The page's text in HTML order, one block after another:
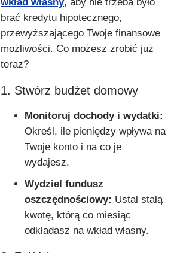
brać kredytu hipotecznego,
przewyższającego Twoje finansowe
możliwości. Co możesz zrobić już
teraz?
1. Stwórz budżet domowy
Monitoruj dochody i wydatki:
Określ, ile pieniędzy wpływa na
Twoje konto i na co je
wydajesz.
Wydziel fundusz
oszczędnościowy: Ustal stałą
kwotę, którą co miesiąc
odkładasz na wkład własny.